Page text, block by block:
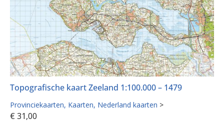
Topografische kaart Zeeland 1:100.000 – 1479
Provinciekaarten Kaarten Nederland kaarten >
€ 31,00